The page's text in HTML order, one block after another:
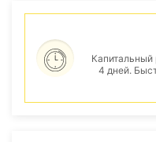
Капитальный
4 дней.